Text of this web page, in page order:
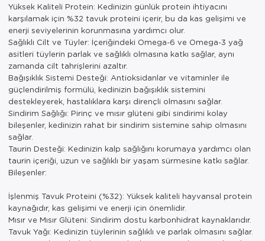
Yüksek Kaliteli Protein: Kedinizin günlük protein ihtiyacını
karşılamak için %32 tavuk proteini içerir, bu da kas gelişimi ve
enerji seviyelerinin korunmasına yardımcı olur.
Sağlıklı Cilt ve Tüyler: İçeriğindeki Omega-6 ve Omega-3 yağ
asitleri tüylerin parlak ve sağlıklı olmasına katkı sağlar, aynı
zamanda cilt tahrişlerini azaltır.
Bağışıklık Sistemi Desteği: Antioksidanlar ve vitaminler ile
güçlendirilmiş formülü, kedinizin bağışıklık sistemini
destekleyerek, hastalıklara karşı dirençli olmasını sağlar.
Sindirim Sağlığı: Pirinç ve mısır glüteni gibi sindirimi kolay
bileşenler, kedinizin rahat bir sindirim sistemine sahip olmasını
sağlar.
Taurin Desteği: Kedinizin kalp sağlığını korumaya yardımcı olan
taurin içeriği, uzun ve sağlıklı bir yaşam sürmesine katkı sağlar.
Bileşenler:
İşlenmiş Tavuk Proteini (%32): Yüksek kaliteli hayvansal protein
kaynağıdır, kas gelişimi ve enerji için önemlidir.
Mısır ve Mısır Glüteni: Sindirim dostu karbonhidrat kaynaklarıdır.
Tavuk Yağı: Kedinizin tüylerinin sağlıklı ve parlak olmasını sağlar.